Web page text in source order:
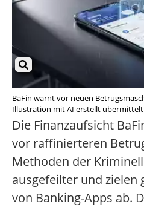
BaFin warnt vor neuen
Illustration mit AI erstellt
Die Finanzaufsicht
vor raffinierteren
Methoden der
ausgefeilter und zielen
von Banking-Apps ab.